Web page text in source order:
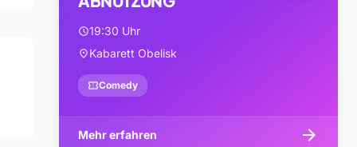
schedule19:30 Uhr
location_onKabarett Obelisk
confirmation_numberComedy
Mehr erfahren arrow_forward